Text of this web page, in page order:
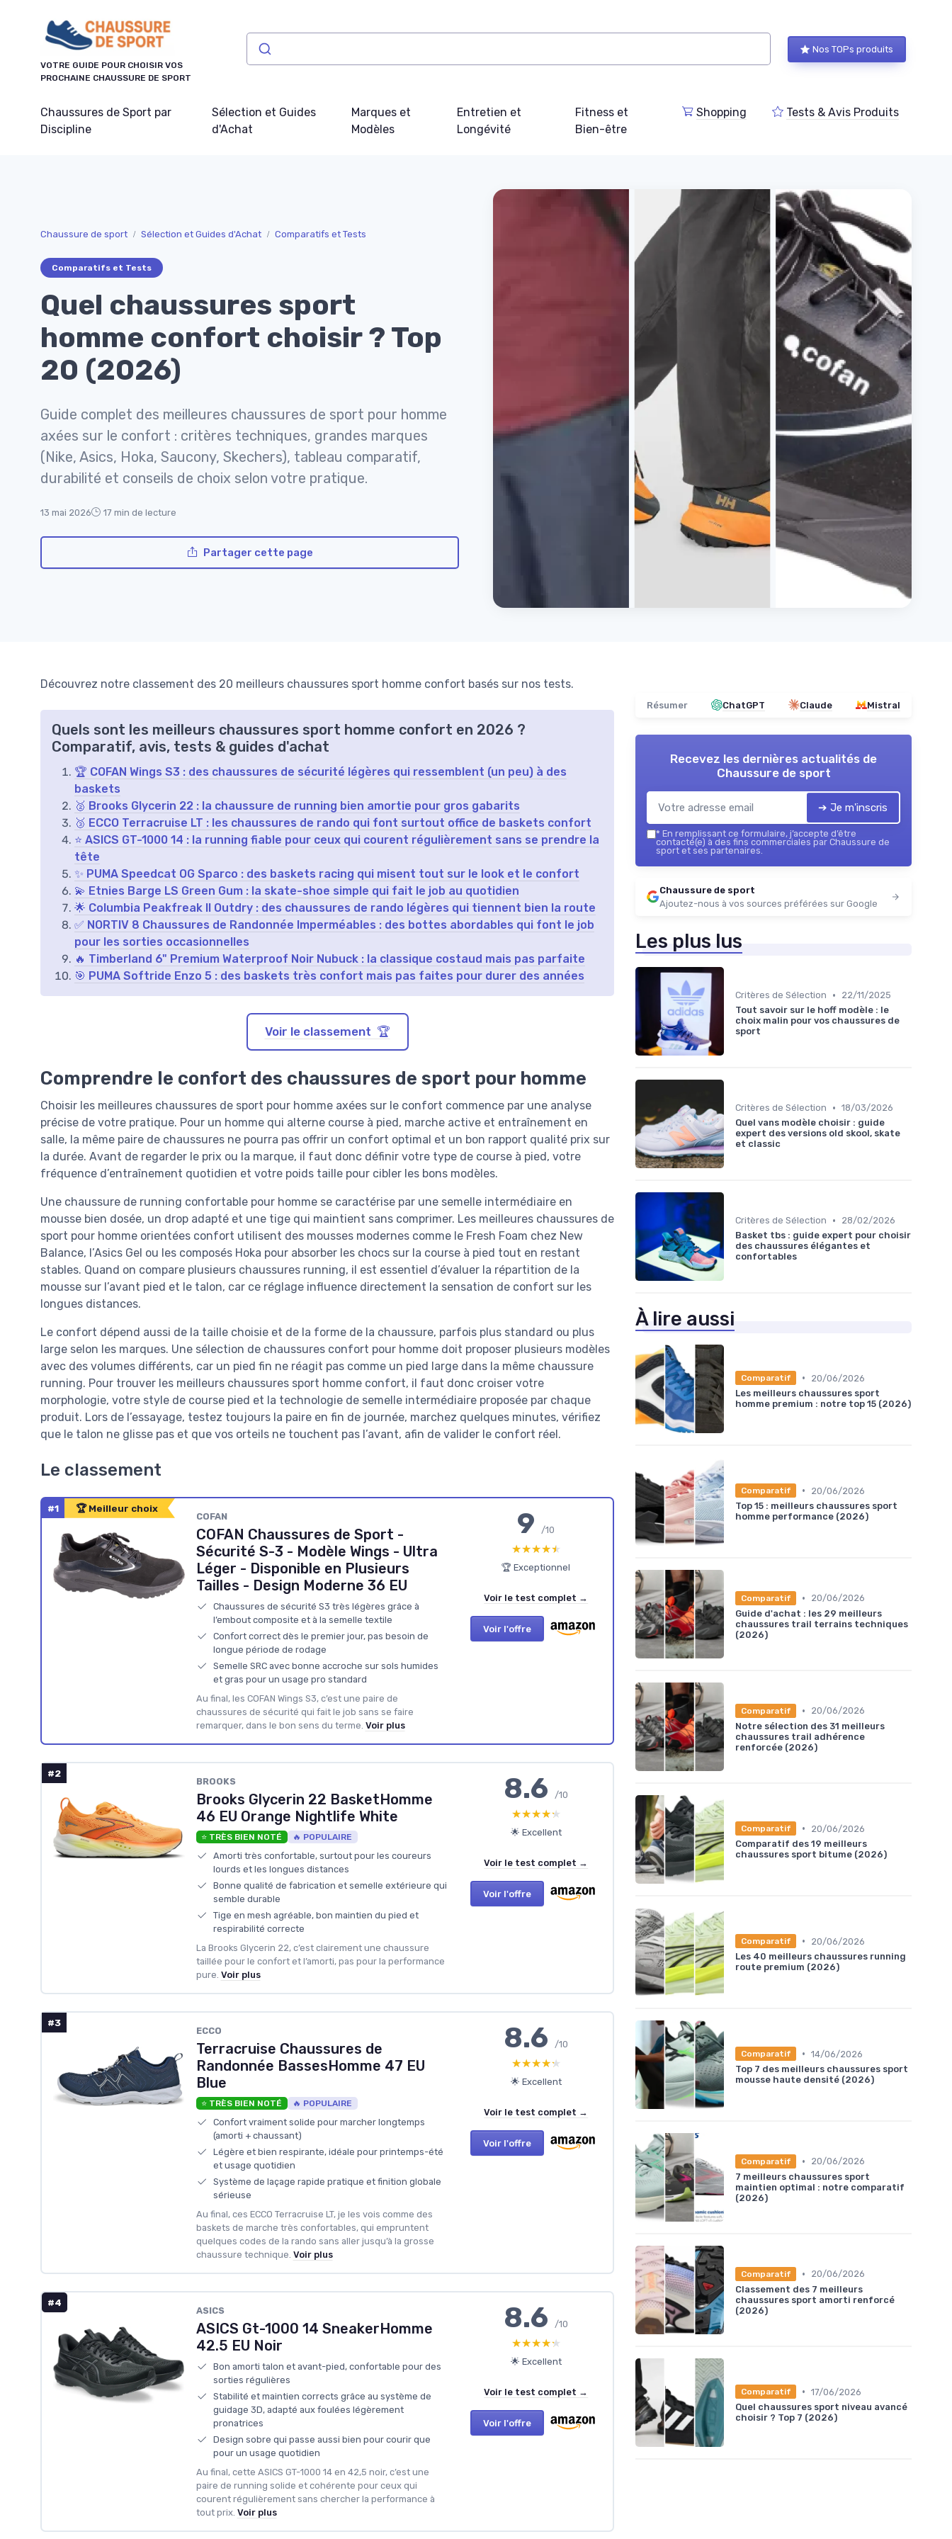
VOTRE GUIDE POUR CHOISIR VOS
PROCHAINE CHAUSSURE DE SPORT
Nos TOPs produits
Chaussures de Sport par
Discipline
Sélection et Guides
d'Achat
Marques et
Modèles
Entretien et
Longévité
Fitness et
Bien-être
Shopping Tests & Avis Produits
Chaussure de sport Sélection et Guides d'Achat Comparatifs et Tests
Comparatifs et Tests
Quel chaussures sport
homme confort choisir ? Top
20 (2026)
Guide complet des meilleures chaussures de sport pour homme
axées sur le confort : critères techniques, grandes marques
(Nike, Asics, Hoka, Saucony, Skechers), tableau comparatif,
durabilité et conseils de choix selon votre pratique.
13 mai 2026 17 min de lecture
Partager cette page
Découvrez notre classement des 20 meilleurs chaussures sport homme confort basés sur nos tests.
Quels sont les meilleurs chaussures sport homme confort en 2026 ?
Comparatif, avis, tests & guides d'achat
🏆 COFAN Wings S3 : des chaussures de sécurité légères qui ressemblent (un peu) à des
baskets
🥈 Brooks Glycerin 22 : la chaussure de running bien amortie pour gros gabarits
🥉 ECCO Terracruise LT : les chaussures de rando qui font surtout office de baskets confort
⭐ ASICS GT-1000 14 : la running fiable pour ceux qui courent régulièrement sans se prendre la
tête
✨ PUMA Speedcat OG Sparco : des baskets racing qui misent tout sur le look et le confort
💫 Etnies Barge LS Green Gum : la skate-shoe simple qui fait le job au quotidien
🌟 Columbia Peakfreak II Outdry : des chaussures de rando légères qui tiennent bien la route
✅ NORTIV 8 Chaussures de Randonnée Imperméables : des bottes abordables qui font le job
pour les sorties occasionnelles
🔥 Timberland 6" Premium Waterproof Noir Nubuck : la classique costaud mais pas parfaite
🎯 PUMA Softride Enzo 5 : des baskets très confort mais pas faites pour durer des années
Voir le classement 🏆
Comprendre le confort des chaussures de sport pour homme
Choisir les meilleures chaussures de sport pour homme axées sur le confort commence par une analyse
précise de votre pratique. Pour un homme qui alterne course à pied, marche active et entraînement en
salle, la même paire de chaussures ne pourra pas offrir un confort optimal et un bon rapport qualité prix sur
la durée. Avant de regarder le prix ou la marque, il faut donc définir votre type de course à pied, votre
fréquence d’entraînement quotidien et votre poids taille pour cibler les bons modèles.
Une chaussure de running confortable pour homme se caractérise par une semelle intermédiaire en
mousse bien dosée, un drop adapté et une tige qui maintient sans comprimer. Les meilleures chaussures de
sport pour homme orientées confort utilisent des mousses modernes comme le Fresh Foam chez New
Balance, l’Asics Gel ou les composés Hoka pour absorber les chocs sur la course à pied tout en restant
stables. Quand on compare plusieurs chaussures running, il est essentiel d’évaluer la répartition de la
mousse sur l’avant pied et le talon, car ce réglage influence directement la sensation de confort sur les
longues distances.
Le confort dépend aussi de la taille choisie et de la forme de la chaussure, parfois plus standard ou plus
large selon les marques. Une sélection de chaussures confort pour homme doit proposer plusieurs modèles
avec des volumes différents, car un pied fin ne réagit pas comme un pied large dans la même chaussure
running. Pour trouver les meilleurs chaussures sport homme confort, il faut donc croiser votre
morphologie, votre style de course pied et la technologie de semelle intermédiaire proposée par chaque
produit. Lors de l’essayage, testez toujours la paire en fin de journée, marchez quelques minutes, vérifiez
que le talon ne glisse pas et que vos orteils ne touchent pas l’avant, afin de valider le confort réel.
Le classement
#1 🏆 Meilleur choix
COFAN
COFAN Chaussures de Sport -
Sécurité S-3 - Modèle Wings - Ultra
Léger - Disponible en Plusieurs
Tailles - Design Moderne 36 EU
Chaussures de sécurité S3 très légères grâce à
l’embout composite et à la semelle textile
Confort correct dès le premier jour, pas besoin de
longue période de rodage
Semelle SRC avec bonne accroche sur sols humides
et gras pour un usage pro standard
Au final, les COFAN Wings S3, c’est une paire de
chaussures de sécurité qui fait le job sans se faire
remarquer, dans le bon sens du terme. Voir plus
9/10
★★★★★
★★★★★
🏆 Exceptionnel
Voir le test complet →
Voir l'offre
#2
BROOKS
Brooks Glycerin 22 BasketHomme
46 EU Orange Nightlife White
⭐ TRÈS BIEN NOTÉ 🔥 POPULAIRE
Amorti très confortable, surtout pour les coureurs
lourds et les longues distances
Bonne qualité de fabrication et semelle extérieure qui
semble durable
Tige en mesh agréable, bon maintien du pied et
respirabilité correcte
La Brooks Glycerin 22, c’est clairement une chaussure
taillée pour le confort et l’amorti, pas pour la performance
pure. Voir plus
8.6/10
★★★★★
★★★★★
🌟 Excellent
Voir le test complet →
Voir l'offre
#3
ECCO
Terracruise Chaussures de
Randonnée BassesHomme 47 EU
Blue
⭐ TRÈS BIEN NOTÉ 🔥 POPULAIRE
Confort vraiment solide pour marcher longtemps
(amorti + chaussant)
Légère et bien respirante, idéale pour printemps-été
et usage quotidien
Système de laçage rapide pratique et finition globale
sérieuse
Au final, ces ECCO Terracruise LT, je les vois comme des
baskets de marche très confortables, qui empruntent
quelques codes de la rando sans aller jusqu’à la grosse
chaussure technique. Voir plus
8.6/10
★★★★★
★★★★★
🌟 Excellent
Voir le test complet →
Voir l'offre
#4
ASICS
ASICS Gt-1000 14 SneakerHomme
42.5 EU Noir
Bon amorti talon et avant-pied, confortable pour des
sorties régulières
Stabilité et maintien corrects grâce au système de
guidage 3D, adapté aux foulées légèrement
pronatrices
Design sobre qui passe aussi bien pour courir que
pour un usage quotidien
Au final, cette ASICS GT-1000 14 en 42,5 noir, c’est une
paire de running solide et cohérente pour ceux qui
courent régulièrement sans chercher la performance à
tout prix. Voir plus
8.6/10
★★★★★
★★★★★
🌟 Excellent
Voir le test complet →
Voir l'offre
Résumer ChatGPT Claude Mistral
Recevez les dernières actualités de
Chaussure de sport
➔ Je m'inscris
* En remplissant ce formulaire, j’accepte d’être
contacté(e) à des fins commerciales par Chaussure de
sport et ses partenaires.
Chaussure de sport
Ajoutez-nous à vos sources préférées sur Google
Les plus lus
Critères de Sélection •
22/11/2025
Tout savoir sur le hoff modèle : le
choix malin pour vos chaussures de
sport
Critères de Sélection • 18/03/2026
Quel vans modèle choisir : guide
expert des versions old skool, skate
et classic
Critères de Sélection •
28/02/2026
Basket tbs : guide expert pour choisir
des chaussures élégantes et
confortables
À lire aussi
Comparatif •
20/06/2026
Les meilleurs chaussures sport
homme premium : notre top 15 (2026)
Comparatif •
20/06/2026
Top 15 : meilleurs chaussures sport
homme performance (2026)
Comparatif •
20/06/2026
Guide d'achat : les 29 meilleurs
chaussures trail terrains techniques
(2026)
Comparatif •
20/06/2026
Notre sélection des 31 meilleurs
chaussures trail adhérence
renforcée (2026)
Comparatif •
20/06/2026
Comparatif des 19 meilleurs
chaussures sport bitume (2026)
Comparatif •
20/06/2026
Les 40 meilleurs chaussures running
route premium (2026)
Comparatif • 14/06/2026
Top 7 des meilleurs chaussures sport
mousse haute densité (2026)
Comparatif •
20/06/2026
7 meilleurs chaussures sport
maintien optimal : notre comparatif
(2026)
Comparatif •
20/06/2026
Classement des 7 meilleurs
chaussures sport amorti renforcé
(2026)
Comparatif • 17/06/2026
Quel chaussures sport niveau avancé
choisir ? Top 7 (2026)